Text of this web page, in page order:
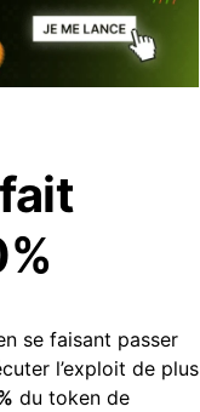
se faisant passer
l’exploit de plus
du token de